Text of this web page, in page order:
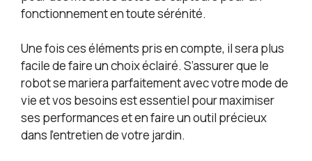
fonctionnement en toute sérénité.
Une fois ces éléments pris en compte, il sera plus
facile de faire un choix éclairé. S’assurer que le
robot se mariera parfaitement avec votre mode de
vie et vos besoins est essentiel pour maximiser
ses performances et en faire un outil précieux
dans l’entretien de votre jardin.